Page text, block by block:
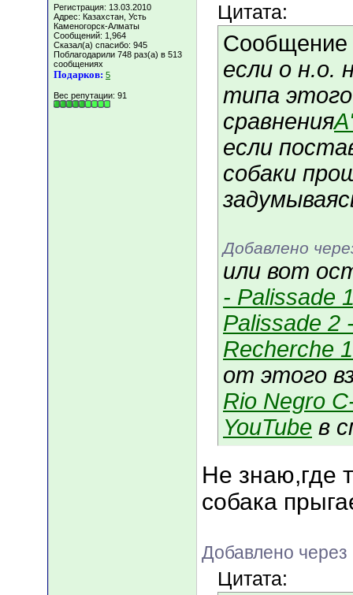
Регистрация: 13.03.2010
Адрес: Казахстан, Усть
Каменогорск-Алматы
Сообщений: 1,964
Сказал(а) спасибо: 945
Поблагодарили 748 раз(а) в 513
сообщениях
Подарков: 5
Вес репутации: 91
Цитата:
Сообщение
если о н.о.
типа
сравнения
если
собаки
Добавлено
или вот
- Palissade
Palissade 2
Recherche
от этого
Rio Negro
YouTube в
Не знаю,где
собака
Добавлено
Цитата: